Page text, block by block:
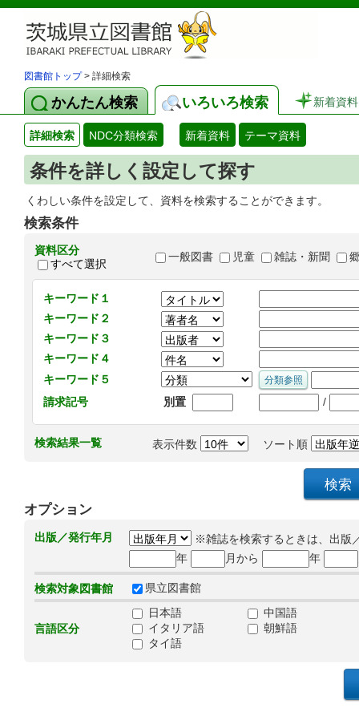
図書館トップ> 詳細検索
かんたん検索 いろいろ検索 新着資料
詳細検索 NDC分類検索 新着資料 テーマ資料
条件を詳しく設定して探す
くわしい条件を設定して、資料を検索することができます。
検索条件
資料区分
すべて選択
一般図書 児童 雑誌・新聞
キーワード１
キーワード２
キーワード３
キーワード４
キーワード５
請求記号
別置 /
検索結果一覧 表示件数 ソート順
オプション
出版／発行年月
※雑誌を検索するときは、出版
年
月から 年
検索対象図書館 県立図書館
言語区分
日本語
中国語
イタリア語
朝鮮語
タイ語